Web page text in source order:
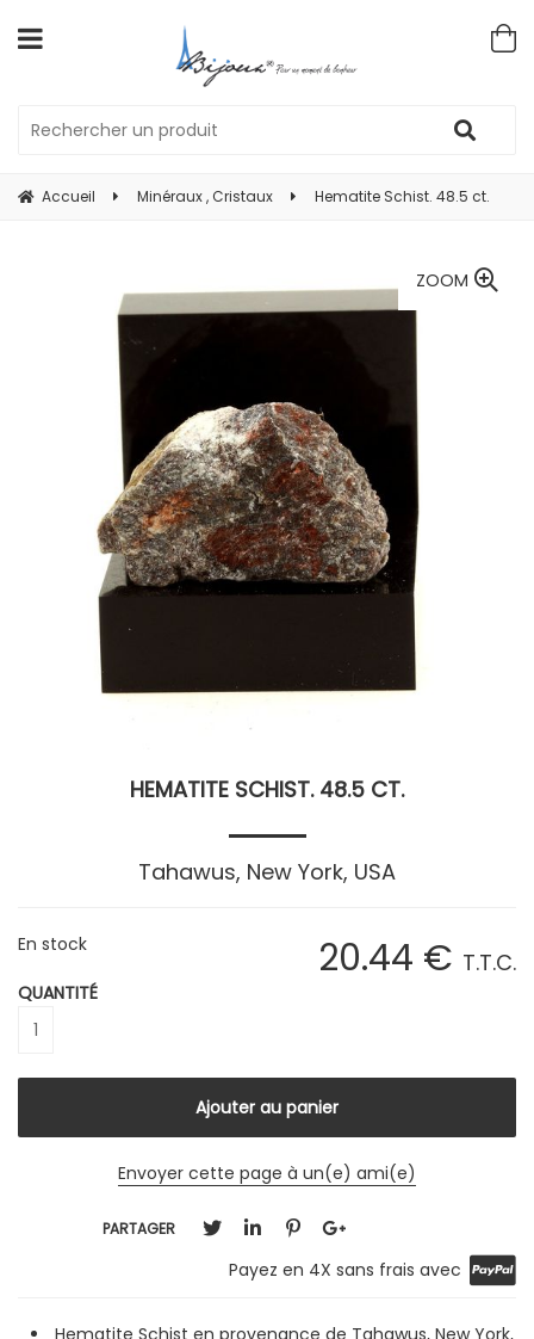
Accueil Minéraux , Cristaux Hematite Schist. 48.5 ct.
ZOOM
HEMATITE SCHIST. 48.5 CT.
Tahawus, New York, USA
20.44 € T.T.C.
En stock
QUANTITÉ
Envoyer cette page à un(e) ami(e)
PARTAGER
Payez en 4X sans frais avec